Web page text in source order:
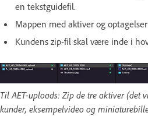
en tekstguidefil.
Mappen med aktiver og
Kundens zip-fil skal være inde i
Til AET-uploads: Zip de tre aktiver (det
kunder, eksempelvideo og